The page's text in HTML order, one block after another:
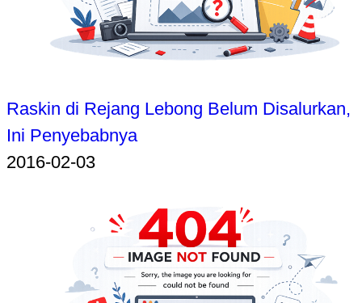
Raskin di Rejang Lebong Belum Disalurkan,
Ini Penyebabnya
2016-02-03